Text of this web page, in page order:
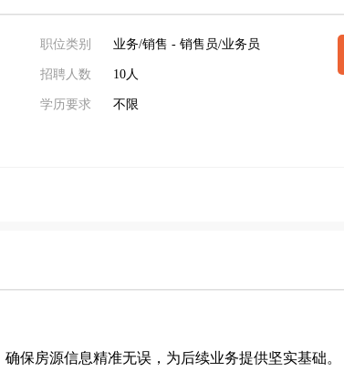
职位类别 业务/销售 - 销售员/业务员
招聘人数 10人
学历要求 不限
保房源信息精准无误，为后续业务提供坚实基础。